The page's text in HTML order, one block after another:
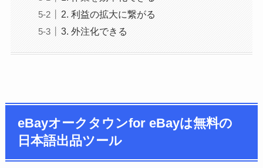
2. 利益の拡大に繋がる
3. 外注化できる
eBayオークタウンfor eBayは無料の
日本語出品ツール